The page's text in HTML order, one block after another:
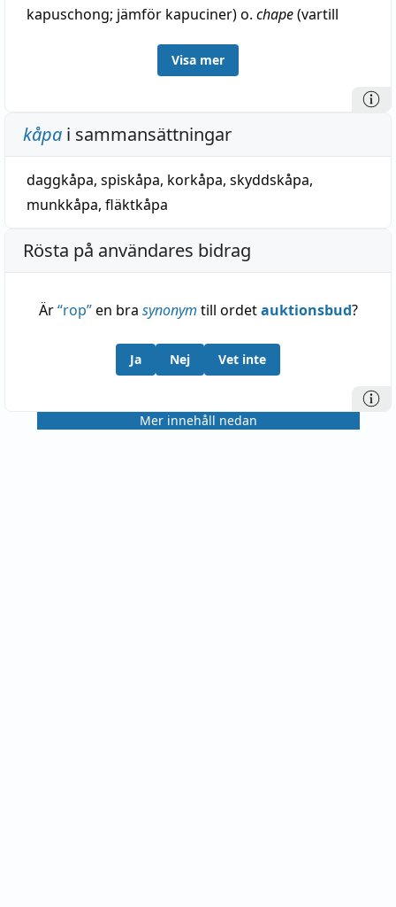
kapuschong; jämför kapuciner) o. chape(vartill
(se närmare kappa).
Visa mer
kåpa i sammansättningar
daggkåpa, spiskåpa, korkåpa, skyddskåpa,
munkkåpa, fläktkåpa
Rösta på användares bidrag
Är“rop”en bra synonym till ordetauktionsbud?
Ja Nej Vet inte
Mer innehåll nedan